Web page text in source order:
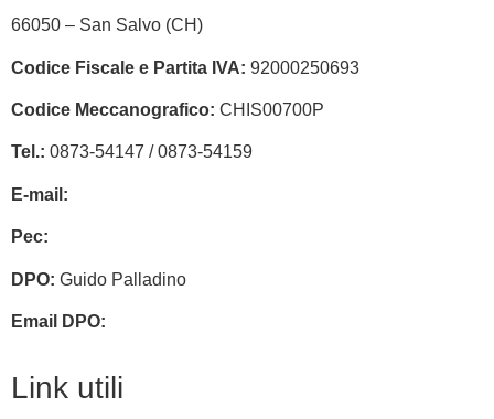
66050 – San Salvo (CH)
Codice Fiscale e Partita IVA: 92000250693
Codice Meccanografico: CHIS00700P
Tel.: 0873-54147 / 0873-54159
E-mail:
Pec:
DPO: Guido Palladino
Email DPO:
Link utili